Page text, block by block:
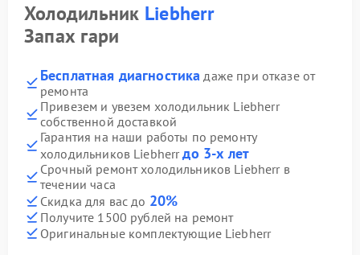
Холодильник Liebherr
Запах гари
Бесплатная диагностика даже при отказе от
ремонта
Привезем и увезем холодильник Liebherr
собственной доставкой
Гарантия на наши работы по ремонту
холодильников Liebherrдо 3-х лет
Срочный ремонт холодильников Liebherr в
течении часа
Скидка для вас до 20%
Получите 1500 рублей на ремонт
Оригинальные комплектующие Liebherr